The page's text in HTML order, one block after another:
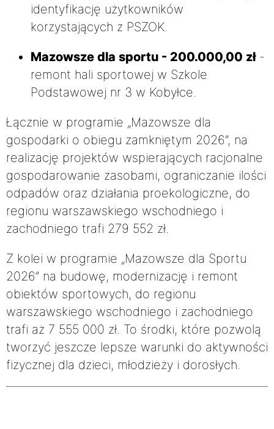
identyfikację użytkowników
korzystających z PSZOK.
Mazowsze dla sportu - 200.000,00 zł-
remont hali sportowej w Szkole
Podstawowej nr 3 w Kobyłce.
Łącznie w programie „Mazowsze dla
gospodarki o obiegu zamkniętym 2026”, na
realizację projektów wspierających racjonalne
gospodarowanie zasobami, ograniczanie ilości
odpadów oraz działania proekologiczne, do
regionu warszawskiego wschodniego i
zachodniego trafi 279 552 zł.
Z kolei w programie „Mazowsze dla Sportu
2026” na budowę, modernizację i remont
obiektów sportowych, do regionu
warszawskiego wschodniego i zachodniego
trafi aż 7 555 000 zł. To środki, które pozwolą
tworzyć jeszcze lepsze warunki do aktywności
fizycznej dla dzieci, młodzieży i dorosłych.